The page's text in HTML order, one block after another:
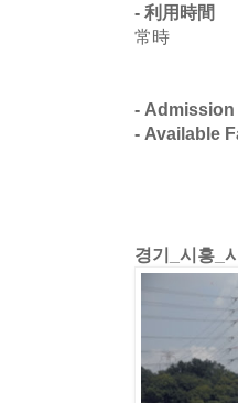
- 利用時間
常時
- Admission
- Available
경기_시흥_